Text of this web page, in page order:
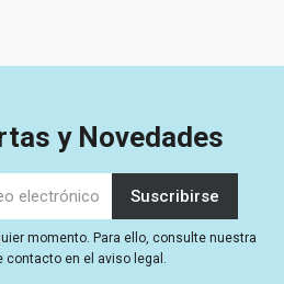
y Novedades
momento. Para ello, consulte nuestra
contacto en el aviso legal.